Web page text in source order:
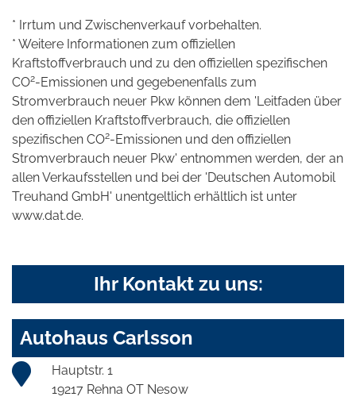
* Irrtum und Zwischenverkauf vorbehalten.
* Weitere Informationen zum offiziellen
Kraftstoffverbrauch und zu den offiziellen spezifischen
CO2-Emissionen und gegebenenfalls zum
Stromverbrauch neuer Pkw können dem 'Leitfaden über
den offiziellen Kraftstoffverbrauch, die offiziellen
spezifischen CO2-Emissionen und den offiziellen
Stromverbrauch neuer Pkw' entnommen werden, der an
allen Verkaufsstellen und bei der 'Deutschen Automobil
Treuhand GmbH' unentgeltlich erhältlich ist unter
www.dat.de.
Ihr Kontakt zu uns:
Autohaus Carlsson
Hauptstr. 1
19217 Rehna OT Nesow